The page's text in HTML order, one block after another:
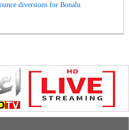
diversions for Bonalu